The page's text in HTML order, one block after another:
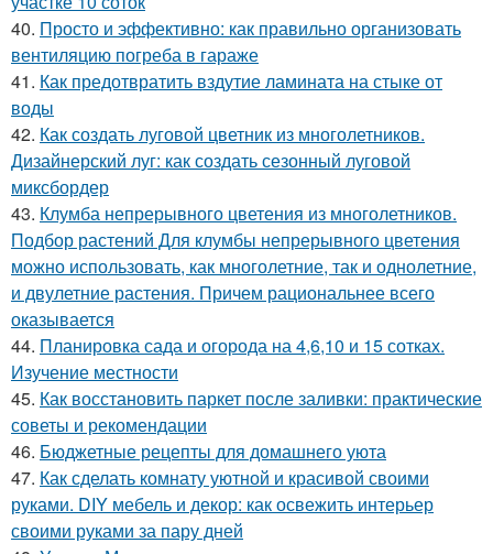
40. Просто и эффективно: как правильно организовать
вентиляцию погреба в гараже
41. Как предотвратить вздутие ламината на стыке от
воды
42. Как создать луговой цветник из многолетников.
Дизайнерский луг: как создать сезонный луговой
миксбордер
43. Клумба непрерывного цветения из многолетников.
Подбор растений Для клумбы непрерывного цветения
можно использовать, как многолетние, так и однолетние,
и двулетние растения. Причем рациональнее всего
оказывается
44. Планировка сада и огорода на 4,6,10 и 15 сотках.
Изучение местности
45. Как восстановить паркет после заливки: практические
советы и рекомендации
46. Бюджетные рецепты для домашнего уюта
47. Как сделать комнату уютной и красивой своими
руками. DIY мебель и декор: как освежить интерьер
своими руками за пару дней